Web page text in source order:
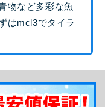
物など多彩な魚
はmcl3でタイラ